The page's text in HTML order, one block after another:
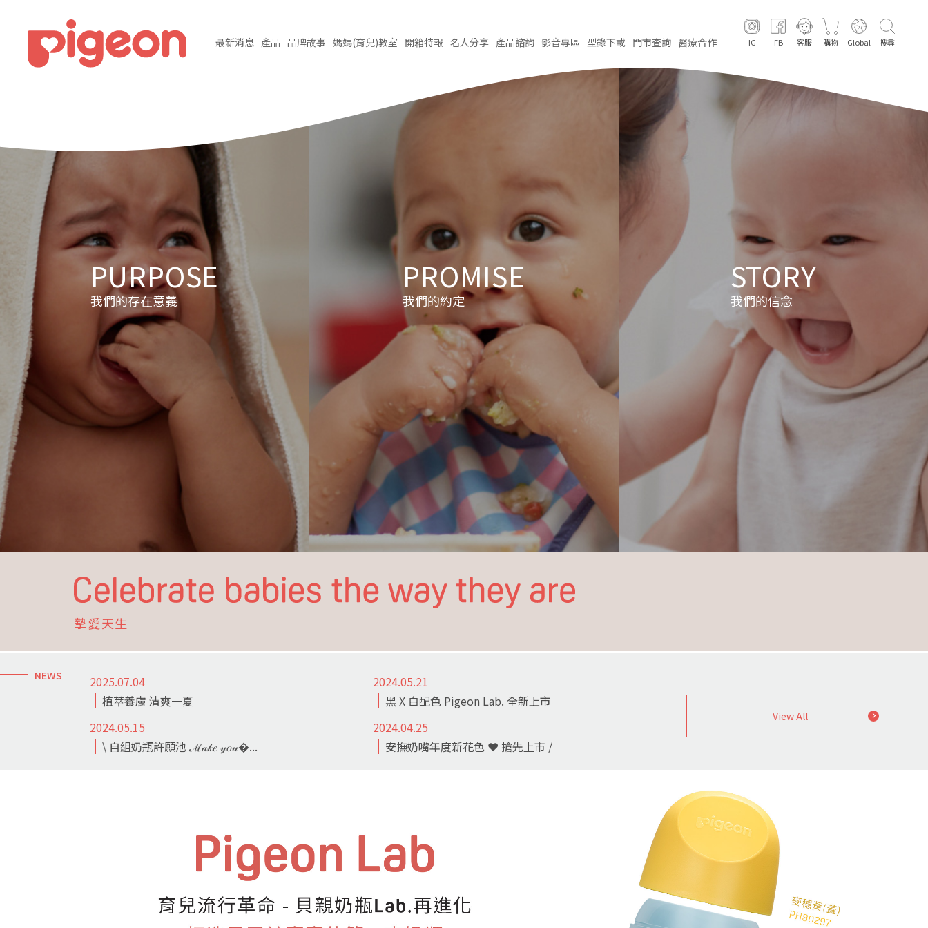
最新消息 產品 品牌故事 媽媽(育兒)教室 開箱特報 名人分享 產品諮詢 影音專區 型錄下載 門市查詢 醫療合作 IG FB 客服 購物 Global 搜尋
NEWS
2025.07.04
植萃養膚 清爽一夏
2024.05.21
黑 X 白配色 Pigeon Lab. 全新上市
2024.05.15
\ 自組奶瓶許願池 ℳ𝒶𝓀𝑒 𝓎𝑜𝓊�...
2024.04.25
安撫奶嘴年度新花色 ❤ 搶先上市 /
View All
PURPOSE
我們的存在意義
對寶寶更友善
PROMISE
我們的約定
Celebrate babies the waythey are
呵護每個寶寶
與生俱來的光芒
STORY
我們的信念
貝親全心全意關注著寶寶的成長，
因為我們明白每個寶寶都有自己的步調，
擁有自我成長的能力及無限的可能。
然而我們發現，
有時大人會將這些獨一無二的特質，
套入相同的框架，
用一貫的標準對待寶寶，反而遮蔽了寶寶獨特的
光芒。
每個寶寶都是最特別的，天生具有不同的性格。
貝親期待每個寶寶，
讓寶寶身上的光芒持續閃耀。
摯愛天生